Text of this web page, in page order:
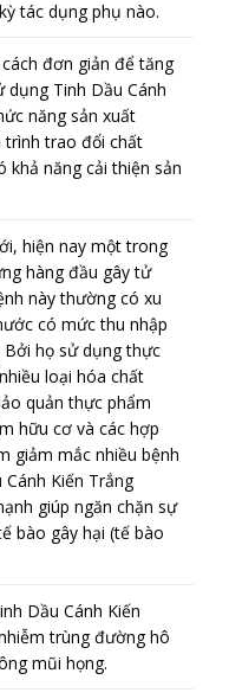
tác dụng phụ nào.
đơn giản để tăng
dụng Tinh Dầu Cánh
năng sản xuất
trình trao đổi chất
năng cải thiện sản
hiện nay một trong
hàng đầu gây tử
này thường có xu
có mức thu nhập
Bởi họ sử dụng thực
loại hóa chất
quản thực phẩm
hữu cơ và các hợp
giảm mắc nhiều bệnh
Kiến Trắng
giúp ngăn chặn sự
bào gây hại (tế bào
Dầu Cánh Kiến
trùng đường hô
mũi họng.